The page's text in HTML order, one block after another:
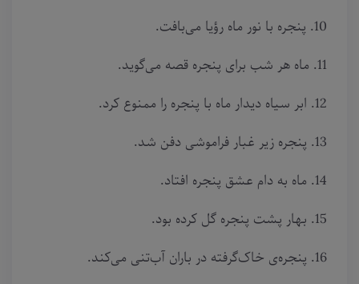
10. پنجره با نور ماه رؤیا می‌بافت.
11. ماه هر شب برای پنجره قصه می‌گوید.
12. ابر سیاه دیدار ماه با پنجره را ممنوع کرد.
13. پنجره زیر غبار فراموشی دفن شد.
14. ماه به دام عشق پنجره افتاد.
15. بهار پشت پنجره گل کرده بود.
16. پنجره‌ی خاک‌گرفته در باران آب‌تنی می‌کند.